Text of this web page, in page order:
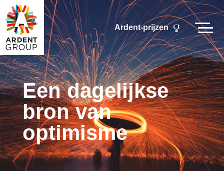
Doorgaan
naar
artikel
Ardent-prijzen
Een dagelijkse
bron van
optimisme